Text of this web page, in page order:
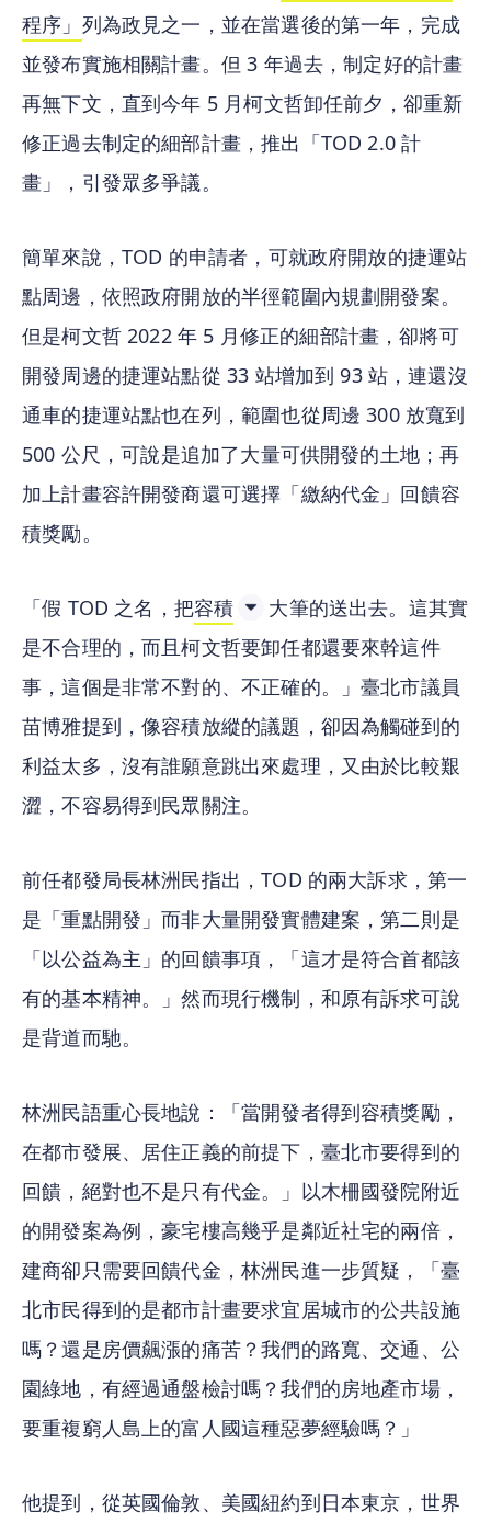
程序」 列為政見之一，並在當選後的第一年，完成
並發布實施相關計畫。但 3 年過去，制定好的計畫
再無下文，直到今年 5 月柯文哲卸任前夕，卻重新
修正過去制定的細部計畫，推出「TOD 2.0 計
畫」，引發眾多爭議。
簡單來說，TOD 的申請者，可就政府開放的捷運站
點周邊，依照政府開放的半徑範圍內規劃開發案。
但是柯文哲 2022 年 5 月修正的細部計畫，卻將可
開發周邊的捷運站點從 33 站增加到 93 站，連還沒
通車的捷運站點也在列，範圍也從周邊 300 放寬到
500 公尺，可說是追加了大量可供開發的土地；再
加上計畫容許開發商還可選擇「繳納代金」回饋容
積獎勵。
「假 TOD 之名，把容積
大筆的送出去。這其實
是不合理的，而且柯文哲要卸任都還要來幹這件
事，這個是非常不對的、不正確的。」臺北市議員
苗博雅提到，像容積放縱的議題，卻因為觸碰到的
利益太多，沒有誰願意跳出來處理，又由於比較艱
澀，不容易得到民眾關注。
前任都發局長林洲民指出，TOD 的兩大訴求，第一
是「重點開發」而非大量開發實體建案，第二則是
「以公益為主」的回饋事項，「這才是符合首都該
有的基本精神。」然而現行機制，和原有訴求可說
是背道而馳。
林洲民語重心長地說：「當開發者得到容積獎勵，
在都市發展、居住正義的前提下，臺北市要得到的
回饋，絕對也不是只有代金。」以木柵國發院附近
的開發案為例，豪宅樓高幾乎是鄰近社宅的兩倍，
建商卻只需要回饋代金，林洲民進一步質疑，「臺
北市民得到的是都市計畫要求宜居城市的公共設施
嗎？還是房價飆漲的痛苦？我們的路寬、交通、公
園綠地，有經過通盤檢討嗎？我們的房地產市場，
要重複窮人島上的富人國這種惡夢經驗嗎？」
他提到，從英國倫敦、美國紐約到日本東京，世界